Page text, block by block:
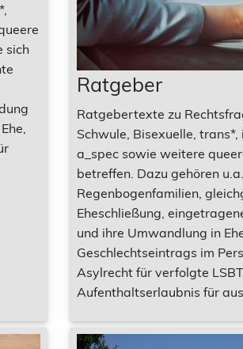
sich
Ratgeber
Ratgebertexte zu
Schwule, Bisexuelle,
a_spec sowie weitere
betreffen. Dazu gehören
Regenbogenfamilien,
Eheschließung,
und ihre Umwandlung in
Geschlechtseintrags im
Asylrecht für verfolgte
Aufenthaltserlaubnis für